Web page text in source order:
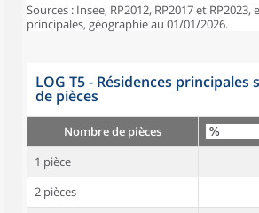
Sources : Insee, RP2012, RP2017 et
principales, géographie au 01/01/2026.
LOG T5 - Résidences principales
de pièces
Nombre de pièces
1 pièce
2 pièces